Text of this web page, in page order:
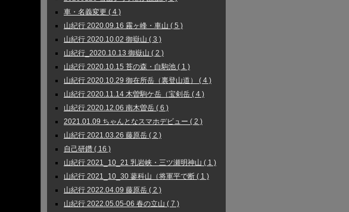
車・名義変更 ( 4 )
山紀行 2020.09.16 霧ヶ峰・車山 ( 5 )
山紀行 2020.10.02 御嶽山 ( 3 )
山紀行_2020.10.13 御嶽山 ( 2 )
山紀行 2020.10.15 苔の森・白駒池 ( 1 )
山紀行 2020.10.29 御在所岳（裏登山道） ( 4 )
山紀行 2020.11.14 木曽駒ケ岳（宝剣岳 ( 4 )
山紀行 2020.12.06 南木曽岳 ( 6 )
2021.01.09 ちゃんとなスマホデビュー ( 2 )
山紀行 2021.03.26 藤原岳 ( 2 )
自己研鑽 ( 16 )
山紀行 2021_10_21 乳岩峡・三ツ瀬明神山 ( 1 )
山紀行 2021_10_30 蓼科山（将軍平で断 ( 1 )
山紀行 2022.04.09 藤原岳 ( 2 )
山紀行 2022.05.05-06 春の立山 ( 7 )